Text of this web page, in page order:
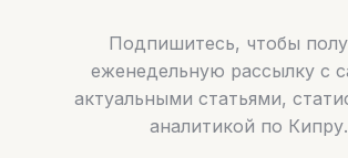
Подпишитесь, чтобы
еженедельную рассылку с
актуальными статьями,
аналитикой по Кипру.